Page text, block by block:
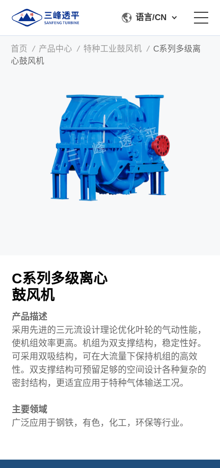
关于我们
语言/CN
首页 / 产品中心 / 特种工业鼓风机 / C系列多级离
心鼓风机
C系列多级离心
鼓风机
产品描述
采用先进的三元流设计理论优化叶轮的气动性能，
使机组效率更高。机组为双支撑结构，稳定性好。
可采用双吸结构，可在大流量下保持机组的高效
性。双支撑结构可预留足够的空间设计各种复杂的
密封结构，更适宜应用于特种气体输送工况。
主要领域
广泛应用于钢铁，有色，化工，环保等行业。